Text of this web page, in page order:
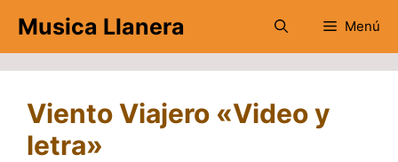
contenido
Musica Llanera Menú
Viento Viajero «Video y
letra»